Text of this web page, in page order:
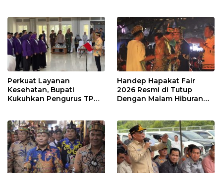
Perkuat Layanan
Kesehatan, Bupati
Kukuhkan Pengurus TP
Handep Hapakat Fair
2026 Resmi di Tutup
Dengan Malam Hiburan